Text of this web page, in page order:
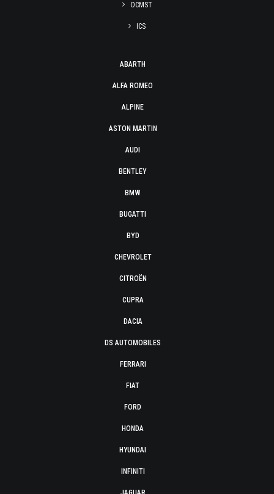
OCMST
ICS
ABARTH
ALFA ROMEO
ALPINE
ASTON MARTIN
AUDI
BENTLEY
BMW
BUGATTI
BYD
CHEVROLET
CITROËN
CUPRA
DACIA
DS AUTOMOBILES
FERRARI
FIAT
FORD
HONDA
HYUNDAI
INFINITI